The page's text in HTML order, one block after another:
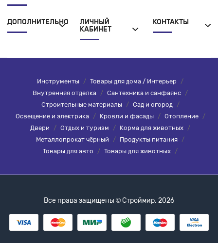
ДОПОЛНИТЕЛЬНО
ЛИЧНЫЙ
КАБИНЕТ
КОНТАКТЫ
Инструменты / Товары для дома / Интерьер /
Внутренняя отделка / Сантехника и санфаянс /
Строительные материалы
/ Сад и огород
/
Освещение и электрика
/ Кровли и фасады / Отопление
/
Двери
/ Отдых и туризм / Корма для животных /
Металлопрокат чёрный
/ Продукты питания /
Товары для авто
/ Товары для животных /
Все права защищены © Строймир, 2026